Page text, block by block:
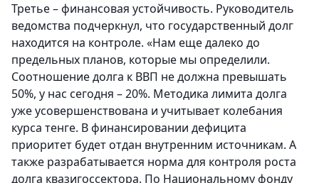
Третье – финансовая устойчивость. Руководитель
ведомства подчеркнул, что государственный долг
находится на контроле. «Нам еще далеко до
предельных планов, которые мы определили.
Соотношение долга к ВВП не должна превышать
50%, у нас сегодня – 20%. Методика лимита долга
уже усовершенствована и учитывает колебания
курса тенге. В финансировании дефицита
приоритет будет отдан внутренним источникам. А
также разрабатывается норма для контроля роста
долга квазигоссектора. По Национальному фонду